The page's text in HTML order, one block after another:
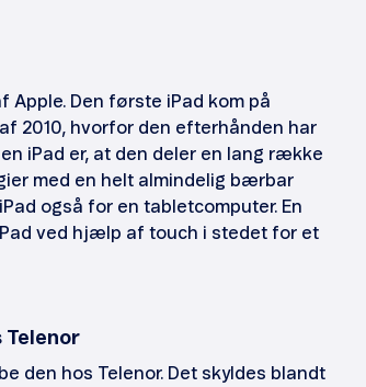
Apple. Den første iPad kom på
2010, hvorfor den efterhånden har
iPad er, at den deler en lang række
med en helt almindelig bærbar
også for en tabletcomputer. En
ved hjælp af touch i stedet for et
Telenor
den hos Telenor. Det skyldes blandt